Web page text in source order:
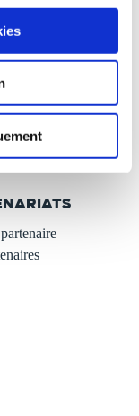
quantités -42%
libraires -30%
: partagez 5€
de fidélité